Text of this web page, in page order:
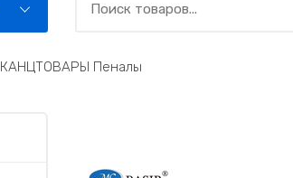
КАНЦТОВАРЫ Пеналы